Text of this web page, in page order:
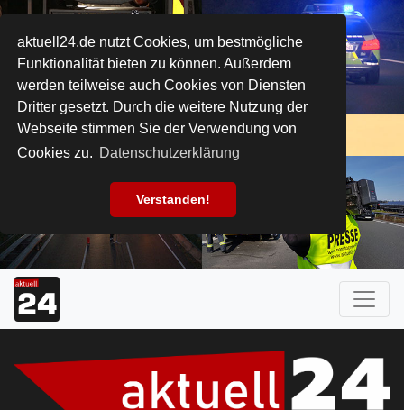
aktuell24.de nutzt Cookies, um bestmögliche
Funktionalität bieten zu können. Außerdem
werden teilweise auch Cookies von Diensten
Dritter gesetzt. Durch die weitere Nutzung der
Webseite stimmen Sie der Verwendung von
Cookies zu. Datenschutzerklärung
Verstanden!